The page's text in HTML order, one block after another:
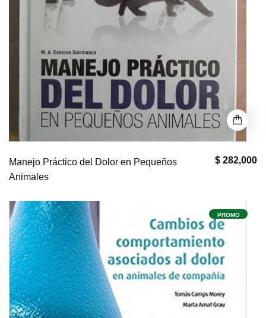
$ 282,000
Manejo Práctico del Dolor en Pequeños
Animales
PROMO